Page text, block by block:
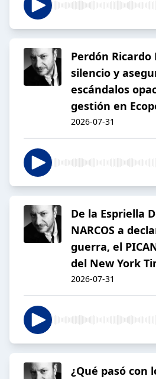
Perdón Ricardo
silencio y
escándalos
gestión en
2026-07-31
De la Espriella
NARCOS a
guerra, el
del New York
2026-07-31
¿Qué pasó con